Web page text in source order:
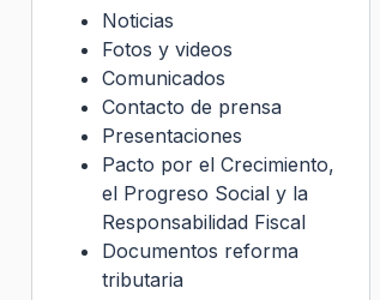
Noticias
Fotos y videos
Comunicados
Contacto de prensa
Presentaciones
Pacto por el Crecimiento,
el Progreso Social y la
Responsabilidad Fiscal
Documentos reforma
tributaria